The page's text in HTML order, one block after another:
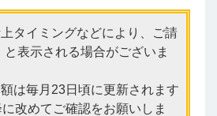
タイミングなどにより、ご請
表示される場合がございま
は毎月23日頃に更新されます
改めてご確認をお願いしま